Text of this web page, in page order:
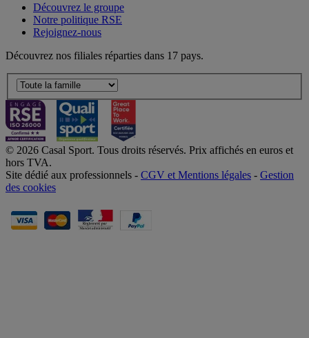
Découvrez le groupe
Notre politique RSE
Rejoignez-nous
Découvrez nos filiales réparties dans 17 pays.
© 2026 Casal Sport. Tous droits réservés. Prix affichés en euros et
hors TVA.
Site dédié aux professionnels - CGV et Mentions légales - Gestion
des cookies